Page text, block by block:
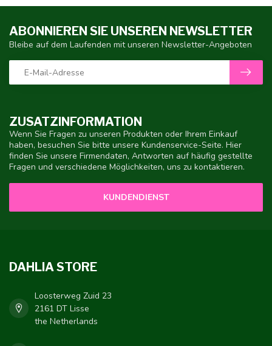
ZUSATZINFORMATION
Wenn Sie Fragen zu unseren Produkten oder Ihrem Einkauf
haben, besuchen Sie bitte unsere Kundenservice-Seite. Hier
finden Sie unsere Firmendaten, Antworten auf häufig gestellte
Fragen und verschiedene Möglichkeiten, uns zu kontaktieren.
KUNDENDIENST
ABONNIEREN SIE UNSEREN NEWSLETTER
Bleibe auf dem Laufenden mit unseren Newsletter-Angeboten
DAHLIA STORE
Loosterweg Zuid 23
2161 DT Lisse
the Netherlands